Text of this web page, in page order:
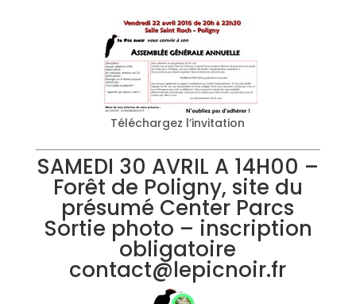
Téléchargez l’invitation
SAMEDI 30 AVRIL A 14H00 –
Forêt de Poligny, site du
présumé Center Parcs
Sortie photo – inscription
obligatoire
contact@lepicnoir.fr